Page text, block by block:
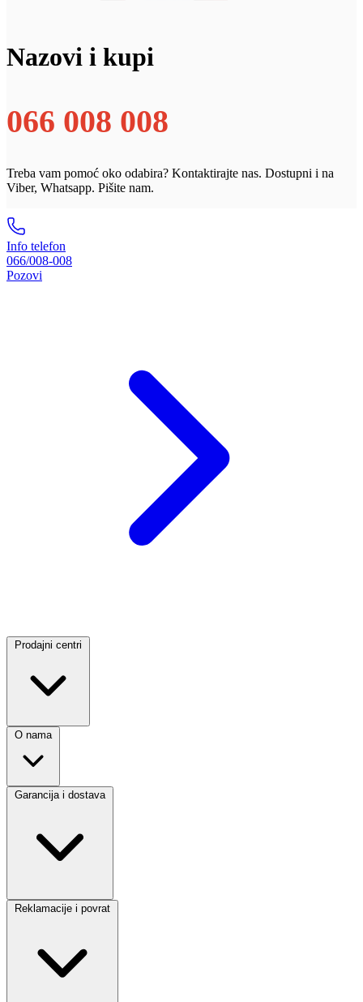
Nazovi i kupi
066 008 008
Treba vam pomoć oko odabira? Kontaktirajte nas. Dostupni i na
Viber, Whatsapp. Pišite nam.
Info telefon
066/008-008
Pozovi
Prodajni centri
O nama
Garancija i dostava
Reklamacije i povrat